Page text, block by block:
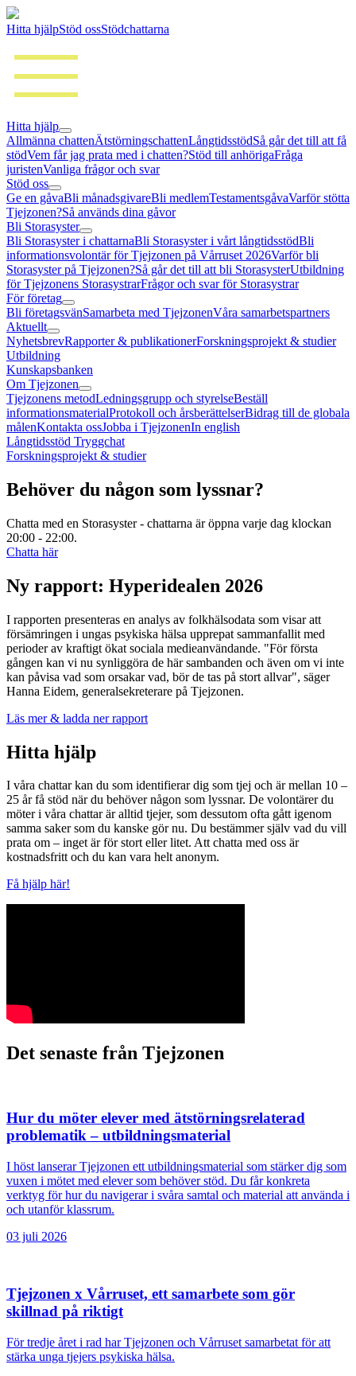
Hitta hjälpStöd ossStödchattarna
Hitta hjälp
Allmänna chattenÄtstörningschattenLångtidsstödSå går det till att få
stödVem får jag prata med i chatten?Stöd till anhörigaFråga
juristenVanliga frågor och svar
Stöd oss
Ge en gåvaBli månadsgivareBli medlemTestamentsgåvaVarför stötta
Tjejzonen?Så används dina gåvor
Bli Storasyster
Bli Storasyster i chattarnaBli Storasyster i vårt långtidsstödBli
informationsvolontär för Tjejzonen på Vårruset 2026Varför bli
Storasyster på Tjejzonen?Så går det till att bli StorasysterUtbildning
för Tjejzonens StorasystrarFrågor och svar för Storasystrar
För företag
Bli företagsvänSamarbeta med TjejzonenVåra samarbetspartners
Aktuellt
NyhetsbrevRapporter & publikationerForskningsprojekt & studier
Utbildning
Kunskapsbanken
Om Tjejzonen
Tjejzonens metodLedningsgrupp och styrelseBeställ
informationsmaterialProtokoll och årsberättelserBidrag till de globala
målenKontakta ossJobba i TjejzonenIn english
Långtidsstöd Tryggchat
Forskningsprojekt & studier
Behöver du någon som lyssnar?
Chatta med en Storasyster - chattarna är öppna varje dag klockan
20:00 - 22:00.
Chatta här
Ny rapport: Hyperidealen 2026
I rapporten presenteras en analys av folkhälsodata som visar att
försämringen i ungas psykiska hälsa upprepat sammanfallit med
perioder av kraftigt ökat sociala medieanvändande. "För första
gången kan vi nu synliggöra de här sambanden och även om vi inte
kan påvisa vad som orsakar vad, bör de tas på stort allvar", säger
Hanna Eidem, generalsekreterare på Tjejzonen.
Läs mer & ladda ner rapport
Hitta hjälp
I våra chattar kan du som identifierar dig som tjej och är mellan 10 –
25 år få stöd när du behöver någon som lyssnar. De volontärer du
möter i våra chattar är alltid tjejer, som dessutom ofta gått igenom
samma saker som du kanske gör nu. Du bestämmer själv vad du vill
prata om – inget är för stort eller litet. Att chatta med oss är
kostnadsfritt och du kan vara helt anonym.
Få hjälp här!
Det senaste från Tjejzonen
Hur du möter elever med ätstörningsrelaterad
problematik – utbildningsmaterial
I höst lanserar Tjejzonen ett utbildningsmaterial som stärker dig som
vuxen i mötet med elever som behöver stöd. Du får konkreta
verktyg för hur du navigerar i svåra samtal och material att använda i
och utanför klassrum.
03 ‪juli‬ 2026
Tjejzonen x Vårruset, ett samarbete som gör
skillnad på riktigt
För tredje året i rad har Tjejzonen och Vårruset samarbetat för att
stärka unga tjejers psykiska hälsa.